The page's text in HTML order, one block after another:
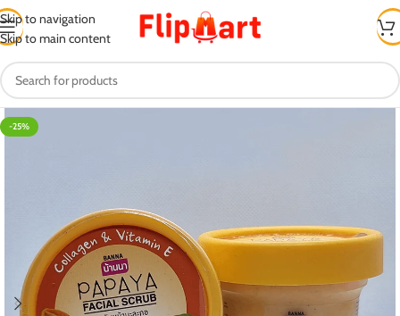
Skip to navigation
Skip to main content
-25%